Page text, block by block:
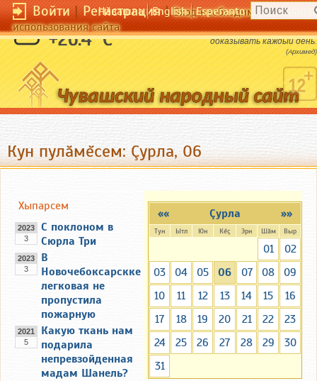
Войти|Регистрация|Вход необходим для
использования сайта
Чӑвашла English Esperanto
+26.4 °C
Любовь - это теорема, которую нужно
доказывать каждый день.
(Архимед)
Кун пулăмĕсем: Çурла, 06
»»
«« Çурла
Тун Ытл Юн Кĕç Эрн Шăм Выр
01
02
03
04 05 06 07 08
09
10
11 12 13 14 15
16
17
18 19 20 21 22
23
24
25 26 27 28 29
30
31
Хыпарсем
2023
3
С поклоном в
Сюрла Три
2023
3
В
Новочебоксарскке
легковая не
пропустила
пожарную
2021
5
Какую ткань нам
подарила
непревзойденная
мадам Шанель?